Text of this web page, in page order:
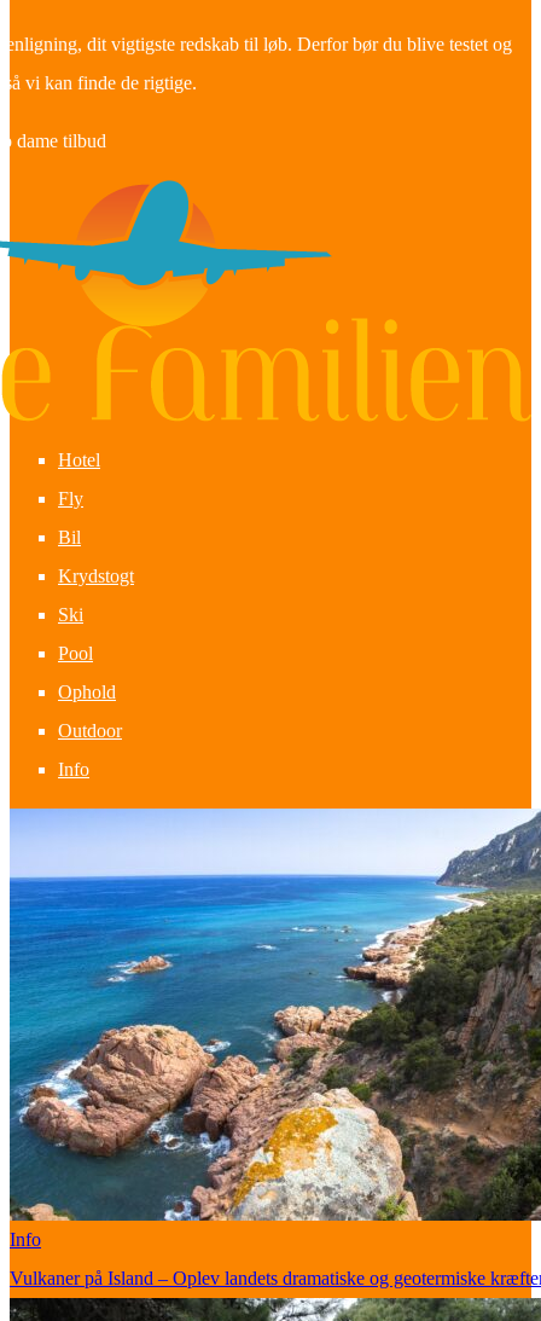
dit vigtigste redskab til løb. Derfor bør du blive testet og
vi kan finde de rigtige.
dame tilbud
Hotel
Fly
Bil
Krydstogt
Ski
Pool
Ophold
Outdoor
Info
Info
Vulkaner på Island – Oplev landets dramatiske og geotermiske